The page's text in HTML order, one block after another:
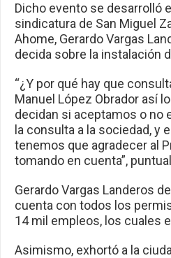
Dicho evento se desarrolló
sindicatura de San Miguel
Ahome, Gerardo Vargas
decida sobre la instalación
“¿Y por qué hay que
Manuel López Obrador así
decidan si aceptamos o no
la consulta a la sociedad, y
tenemos que agradecer al
tomando en cuenta”,
Gerardo Vargas Landeros
cuenta con todos los
14 mil empleos, los cuales
Asimismo, exhortó a la